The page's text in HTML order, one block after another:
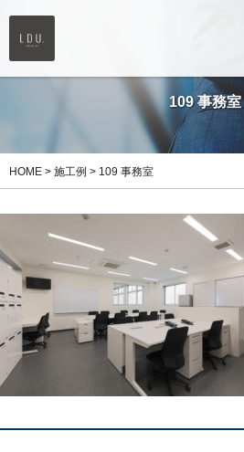
109 事務室
HOME > 施工例 > 109 事務室